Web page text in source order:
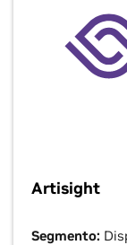
Artisight
Segmento: